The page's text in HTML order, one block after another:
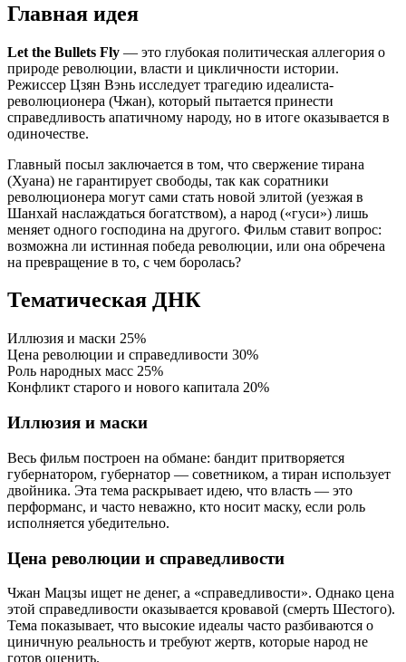
Главная идея
Let the Bullets Fly — это глубокая политическая аллегория о
природе революции, власти и цикличности истории.
Режиссер Цзян Вэнь исследует трагедию идеалиста-
революционера (Чжан), который пытается принести
справедливость апатичному народу, но в итоге оказывается в
одиночестве.
Главный посыл заключается в том, что свержение тирана
(Хуана) не гарантирует свободы, так как соратники
революционера могут сами стать новой элитой (уезжая в
Шанхай наслаждаться богатством), а народ («гуси») лишь
меняет одного господина на другого. Фильм ставит вопрос:
возможна ли истинная победа революции, или она обречена
на превращение в то, с чем боролась?
Тематическая ДНК
Иллюзия и маски 25%
Цена революции и справедливости 30%
Роль народных масс 25%
Конфликт старого и нового капитала 20%
Иллюзия и маски
Весь фильм построен на обмане: бандит притворяется
губернатором, губернатор — советником, а тиран использует
двойника. Эта тема раскрывает идею, что власть — это
перформанс, и часто неважно, кто носит маску, если роль
исполняется убедительно.
Цена революции и справедливости
Чжан Мацзы ищет не денег, а «справедливости». Однако цена
этой справедливости оказывается кровавой (смерть Шестого).
Тема показывает, что высокие идеалы часто разбиваются о
циничную реальность и требуют жертв, которые народ не
готов оценить.